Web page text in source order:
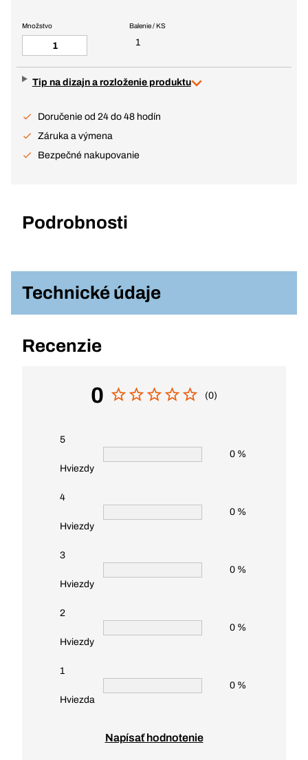
Balenie / KS
1
Množstvo
Tip na dizajn a rozloženie produktu
Doručenie od 24 do 48 hodín
Záruka a výmena
Bezpečné nakupovanie
Podrobnosti
Technické údaje
Recenzie
0 (0)
5
Hviezdy
0 %
4
Hviezdy
0 %
3
Hviezdy
0 %
2
Hviezdy
0 %
1
Hviezda
0 %
Napísať hodnotenie